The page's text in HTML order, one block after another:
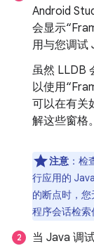
Android
会显示
用与您调试
虽然 LLDB
以使用
可以在有关
解这些窗格。
注意 ：
行应用的
的断点时，
程序会话检索
当 Java 调